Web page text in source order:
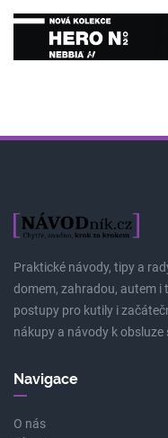
Praktické návody, tipy a
domem, zahradou, autem i
postupy pro kutily i
nákupy a návody k
Navigace
O nás